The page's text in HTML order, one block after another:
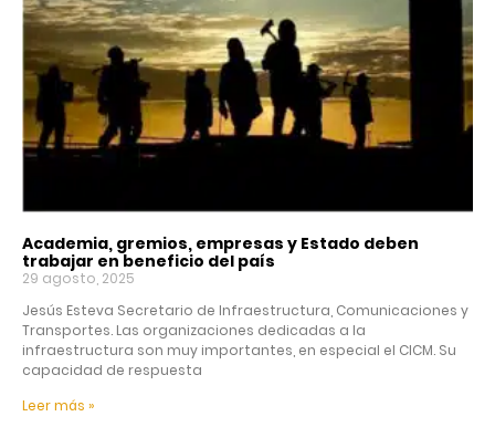
Academia, gremios, empresas y Estado deben
trabajar en beneficio del país
29 agosto, 2025
Jesús Esteva Secretario de Infraestructura, Comunicaciones y
Transportes. Las organizaciones dedicadas a la
infraestructura son muy importantes, en especial el CICM. Su
capacidad de respuesta
Leer más »